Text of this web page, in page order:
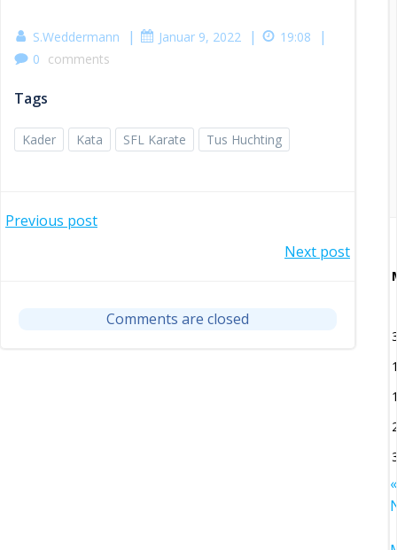
S.Weddermann | Januar 9, 2022 | 19:08 |
0 comments
Tags
Kader Kata SFL Karate Tus Huchting
Post
Previous post
navigation
Next post
Comments are closed
«